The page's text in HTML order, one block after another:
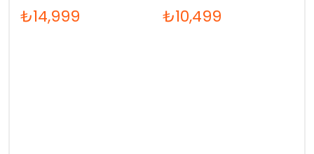
₺14,999
₺10,499